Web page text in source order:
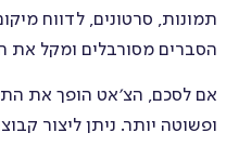
תמונות, סרטונים, לדווח
הסברים מסורבלים ומקל את
אם לסכם, הצ׳אט הופך את
ופשוטה יותר. ניתן ליצור